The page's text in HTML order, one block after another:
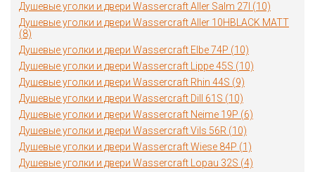
Душевые уголки и двери Wassercraft Aller Salm 27I (10)
Душевые уголки и двери Wassercraft Aller 10HBLACK MATT
(8)
Душевые уголки и двери Wassercraft Elbe 74P (10)
Душевые уголки и двери Wassercraft Lippe 45S (10)
Душевые уголки и двери Wassercraft Rhin 44S (9)
Душевые уголки и двери Wassercraft Dill 61S (10)
Душевые уголки и двери Wassercraft Neime 19P (6)
Душевые уголки и двери Wassercraft Vils 56R (10)
Душевые уголки и двери Wassercraft Wiese 84P (1)
Душевые уголки и двери Wassercraft Lopau 32S (4)